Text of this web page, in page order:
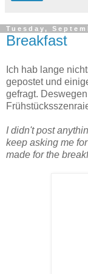
Tuesday,
Breakfast
Ich hab lange
gepostet und
gefragt.
I didn't post
keep asking me
made for the